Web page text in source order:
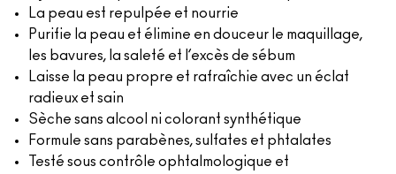
La peau est repulpée et nourrie
Purifie la peau et élimine en douceur le maquillage,
les bavures, la saleté et l’excès de sébum
Laisse la peau propre et rafraîchie avec un éclat
radieux et sain
Sèche sans alcool ni colorant synthétique
Formule sans parabènes, sulfates et phtalates
Testé sous contrôle ophtalmologique et